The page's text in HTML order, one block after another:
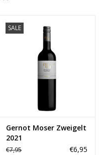
SALE
Gernot Moser Zweigelt
2021
€7,95 €6,95